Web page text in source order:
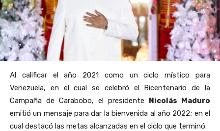
Al calificar el año 2021 como un ciclo místico para
Venezuela, en el cual se celebró el Bicentenario de la
Campaña de Carabobo, el presidente Nicolás Maduro
emitió un mensaje para dar la bienvenida al año 2022; en el
cual destacó las metas alcanzadas en el ciclo que terminó.